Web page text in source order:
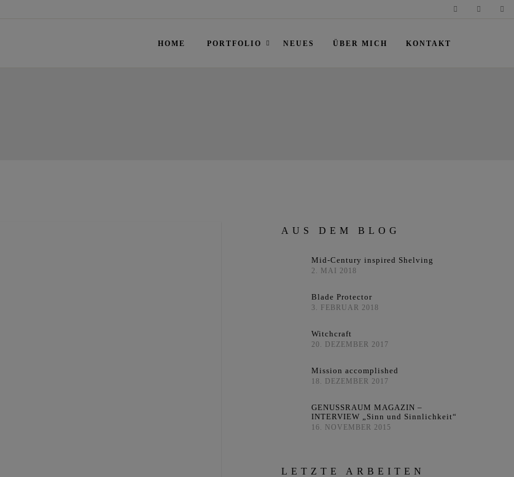
HOME PORTFOLIO NEUES ÜBER MICH KONTAKT
AUS DEM BLOG
Mid-Century inspired Shelving
2. MAI 2018
Blade Protector
3. FEBRUAR 2018
Witchcraft
20. DEZEMBER 2017
Mission accomplished
18. DEZEMBER 2017
GENUSSRAUM MAGAZIN –
INTERVIEW „Sinn und Sinnlichkeit“
16. NOVEMBER 2015
LETZTE ARBEITEN